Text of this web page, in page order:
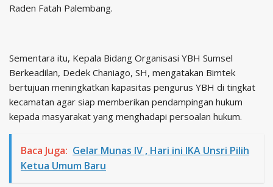
Raden Fatah Palembang.
Sementara itu, Kepala Bidang Organisasi YBH Sumsel
Berkeadilan, Dedek Chaniago, SH, mengatakan Bimtek
bertujuan meningkatkan kapasitas pengurus YBH di tingkat
kecamatan agar siap memberikan pendampingan hukum
kepada masyarakat yang menghadapi persoalan hukum.
Baca Juga: Gelar Munas IV , Hari ini IKA Unsri Pilih
Ketua Umum Baru